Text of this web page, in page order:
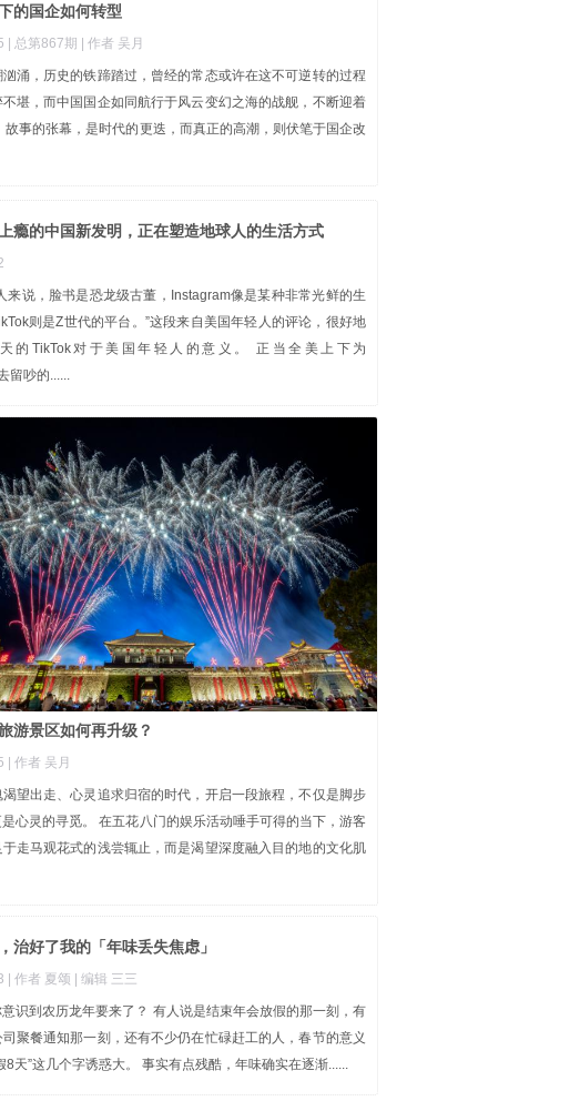
的国企如何转型
| 总第867期 | 作者 吴月
涌，历史的铁蹄踏过，曾经的常态或许在这不可逆转的过程
堪，而中国国企如同航行于风云变幻之海的战舰，不断迎着
故事的张幕，是时代的更迭，而真正的高潮，则伏笔于国企改
瘾的中国新发明，正在塑造地球人的生活方式
来说，脸书是恐龙级古董，Instagram像是某种非常光鲜的生
则是Z世代的平台。”这段来自美国年轻人的评论，很好地
的TikTok对于美国年轻人的意义。 正当全美上下为
留吵的......
游景区如何再升级？
| 作者 吴月
望出走、心灵追求归宿的时代，开启一段旅程，不仅是脚步
心灵的寻觅。 在五花八门的娱乐活动唾手可得的当下，游客
走马观花式的浅尝辄止，而是渴望深度融入目的地的文化肌
治好了我的「年味丢失焦虑」
| 作者 夏颂 | 编辑 三三
识到农历龙年要来了？ 有人说是结束年会放假的那一刻，有
司聚餐通知那一刻，还有不少仍在忙碌赶工的人，春节的意义
8天”这几个字诱惑大。 事实有点残酷，年味确实在逐渐......